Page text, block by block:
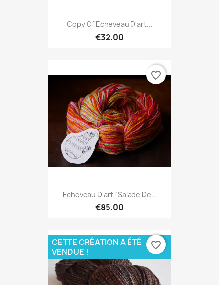
Copy Of Echeveau D'art...
€32.00
Echeveau D'art “Salade De...
€85.00
favorite_border
CETTE CRÉATION A ÉTÉ
VENDUE !
favorite_border